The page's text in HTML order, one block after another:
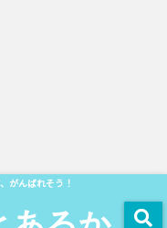
がんばれそう！